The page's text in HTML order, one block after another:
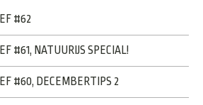
#62
#61, NATUURIJS SPECIAL!
#60, DECEMBERTIPS 2